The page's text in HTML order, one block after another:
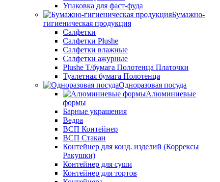
Упаковка для фаст-фуда
Бумажно-
гигиеническая продукция
Салфетки
Салфетки Plushe
Салфетки влажные
Салфетки ажурные
Plushe Т/бумага Полотенца Платочки
Туалетная бумага Полотенца
Одноразовая посуда
Алюминиевые
формы
Барные украшения
Ведра
ВСП Контейнер
ВСП Стакан
Контейнер для конд. изделий (Коррексы
Ракушки)
Контейнер для суши
Контейнер для тортов